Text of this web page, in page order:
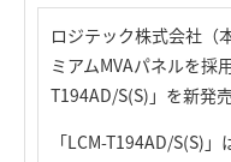
ロジテック株式会社（
ミアムMVAパネルを採
T194AD/S(S)」を新発売
「LCM-T194AD/S(S)